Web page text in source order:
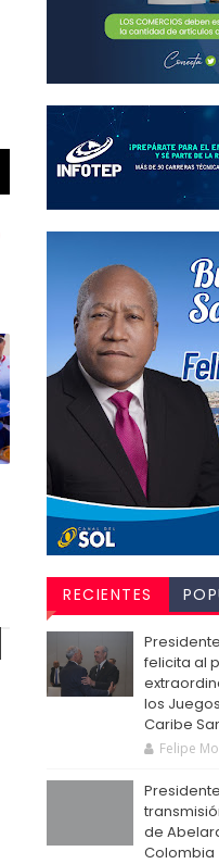
RECIENTES
felicita al
los
Caribe
Felipe
de
Colombia